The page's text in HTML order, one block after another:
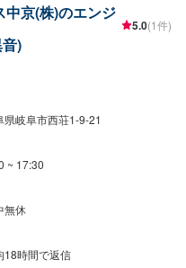
中京(株)のエンジ
)
5.0(1件)
県岐阜市西荘1-9-21
~ 17:30
無休
18時間で返信